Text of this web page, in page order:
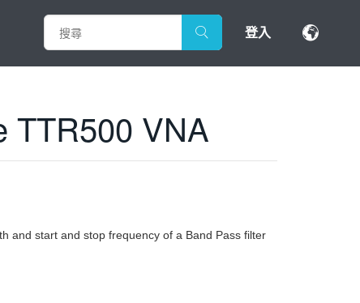
登入
TTR500 VNA
and start and stop frequency of a Band Pass filter